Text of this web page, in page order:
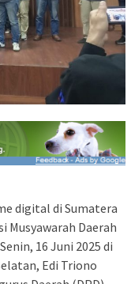
digital di Sumatera
Musyawarah Daerah
16 Juni 2025 di
Edi Triono